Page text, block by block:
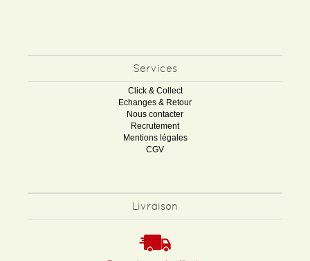
Services
Click & Collect
Echanges & Retour
Nous contacter
Recrutement
Mentions légales
CGV
Livraison